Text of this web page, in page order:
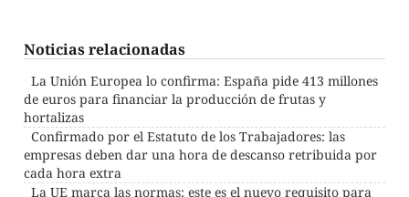
Noticias relacionadas
La Unión Europea lo confirma: España pide 413 millones
de euros para financiar la producción de frutas y
hortalizas
Confirmado por el Estatuto de los Trabajadores: las
empresas deben dar una hora de descanso retribuida por
cada hora extra
La UE marca las normas: este es el nuevo requisito para